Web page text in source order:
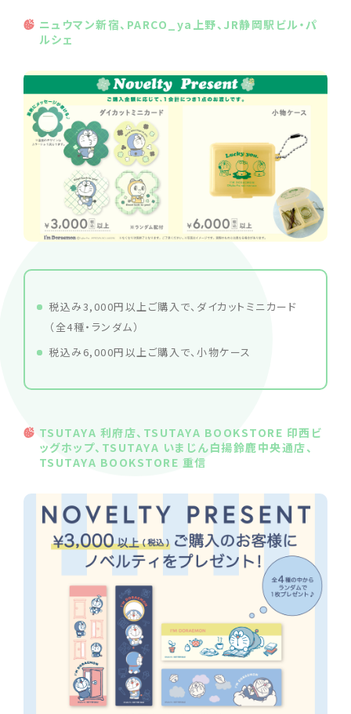
ニュウマン新宿、PARCO_ya上野、JR静岡駅ビル・パ
ルシェ
税込み3,000円以上ご購入で、ダイカットミニカード
（全4種・ランダム）
税込み6,000円以上ご購入で、小物ケース
TSUTAYA 利府店、TSUTAYA BOOKSTORE 印西ビ
ッグホップ、TSUTAYA いまじん白揚鈴鹿中央通店、
TSUTAYA BOOKSTORE 重信